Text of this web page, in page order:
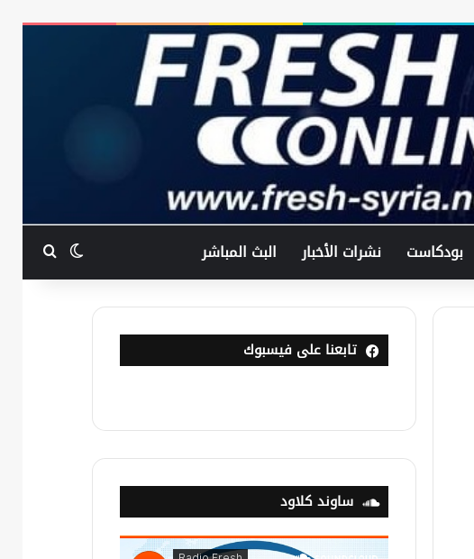
بودكاست نشرات الأخبار البث المباشر الوضعبحث
تابعنا على فيسبوك
ساوند كلاود